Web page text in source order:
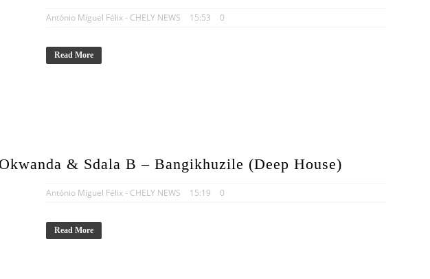
António Miguel Félix - CHELY NEWS 15:53 0
Read More
& Sdala B – Bangikhuzile (Deep House)
António Miguel Félix - CHELY NEWS 15:19 0
Read More